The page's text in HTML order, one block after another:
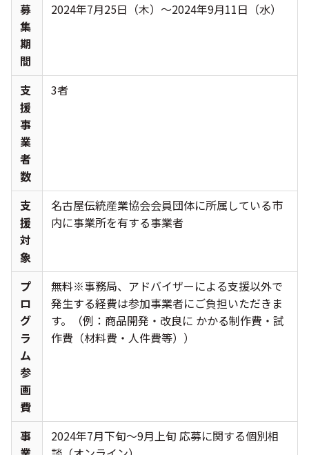
募
集
期
間
2024年7月25日（木）～2024年9月11日（水）
支
援
事
業
者
数
3者
支
援
対
象
名古屋伝統産業協会会員団体に所属している市
内に事業所を有する事業者
プ
ロ
グ
ラ
ム
参
画
費
無料※事務局、アドバイザーによる⽀援以外で
発生する経費は参加事業者にご負担いただきま
す。（例：商品開発・改良に かかる制作費・試
作費（材料費・⼈件費等））
事
2024年7月下旬～9月上旬 応募に関する個別相